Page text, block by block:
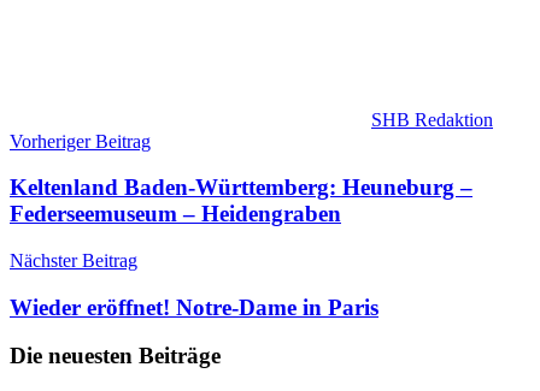
SHB Redaktion
Beitragsnavigation
Vorheriger Beitrag
Keltenland Baden-Württemberg: Heuneburg –
Federseemuseum – Heidengraben
Nächster Beitrag
Wieder eröffnet! Notre-Dame in Paris
Die neuesten Beiträge